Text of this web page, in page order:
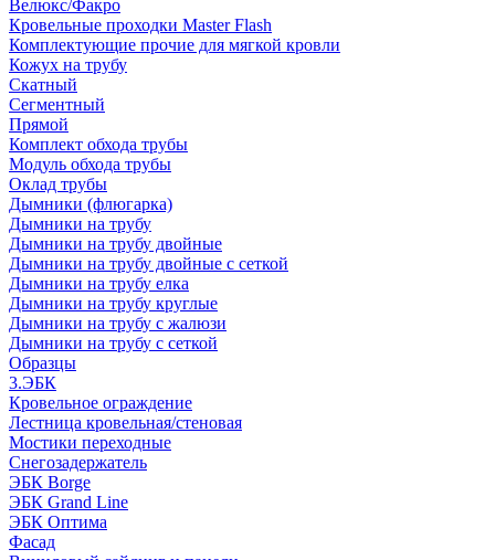
Велюкс/Факро
Кровельные проходки Master Flash
Комплектующие прочие для мягкой кровли
Кожух на трубу
Скатный
Сегментный
Прямой
Комплект обхода трубы
Модуль обхода трубы
Оклад трубы
Дымники (флюгарка)
Дымники на трубу
Дымники на трубу двoйные
Дымники на трубу двoйные с сеткой
Дымники на трубу елка
Дымники на трубу круглые
Дымники на трубу с жалюзи
Дымники на трубу с сеткой
Образцы
3.ЭБК
Кровельное ограждение
Лестница кровельная/стеновая
Мостики переходные
Снегозадержатель
ЭБК Borge
ЭБК Grand Line
ЭБК Оптима
Фасад